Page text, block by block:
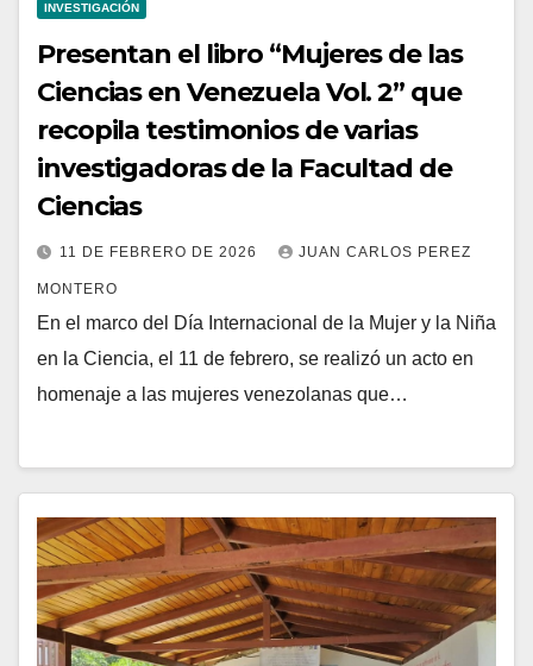
INVESTIGACIÓN
Presentan el libro “Mujeres de las
Ciencias en Venezuela Vol. 2” que
recopila testimonios de varias
investigadoras de la Facultad de
Ciencias
11 DE FEBRERO DE 2026 JUAN CARLOS PEREZ
MONTERO
En el marco del Día Internacional de la Mujer y la Niña
en la Ciencia, el 11 de febrero, se realizó un acto en
homenaje a las mujeres venezolanas que…